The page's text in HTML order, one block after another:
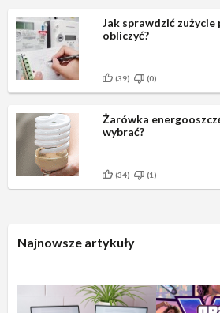
Jak sprawdzić zużycie
obliczyć?
(39) (0)
Żarówka
wybrać?
(34) (1)
Najnowsze artykuły